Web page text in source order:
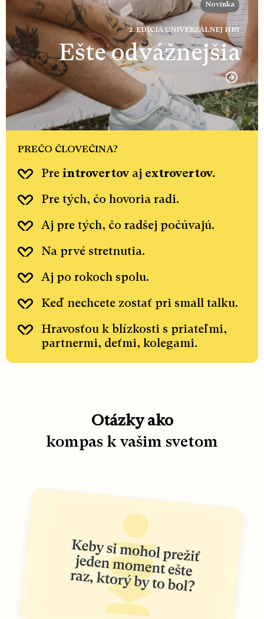
Novinka
2. EDÍCIA UNIVERZÁLNEJ HRY
Ešte odvážnejšia
PREČO ČLOVEČINA?
Pre introvertov aj extrovertov.
Pre tých, čo hovoria radi.
Aj pre tých, čo radšej počúvajú.
Na prvé stretnutia.
Aj po rokoch spolu.
Keď nechcete zostať pri small talku.
Hravosťou k blízkosti s priateľmi,
partnermi, deťmi, kolegami.
Otázky ako
kompas k vašim svetom